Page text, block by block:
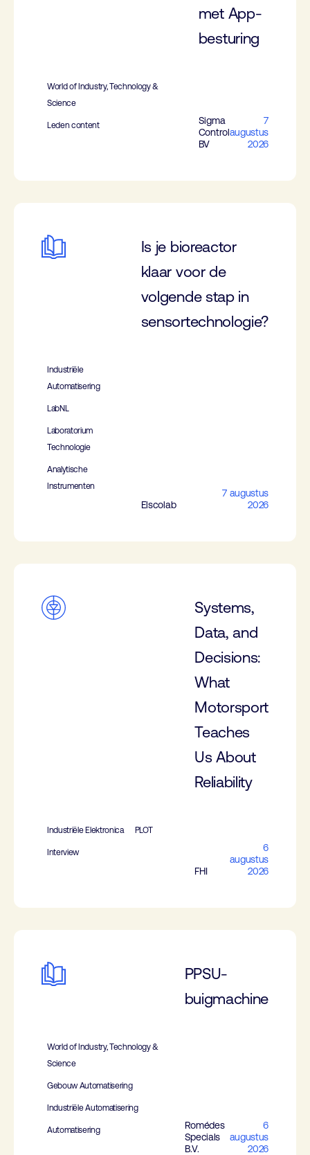
met App-
besturing
World of Industry, Technology &
Science
Leden content
Sigma
Control
BV
7
augustus
2026
Is je bioreactor
klaar voor de
volgende stap in
sensortechnologie?
Industriële
Automatisering
LabNL
Laboratorium
Technologie
Analytische
Instrumenten
Elscolab
7 augustus
2026
Systems,
Data, and
Decisions:
What
Motorsport
Teaches
Us About
Reliability
Industriële Elektronica PLOT
Interview
FHI
6
augustus
2026
PPSU-
buigmachine
World of Industry, Technology &
Science
Gebouw Automatisering
Industriële Automatisering
Automatisering
Romédes
Specials
B.V.
6
augustus
2026